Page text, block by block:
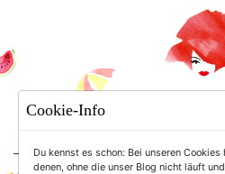
Cookie-Info
Du kennst es schon: Bei unseren
denen, ohne die unser Blog nicht läuft